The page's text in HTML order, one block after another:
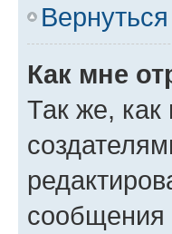
Как мне
Так же, как
сообщения